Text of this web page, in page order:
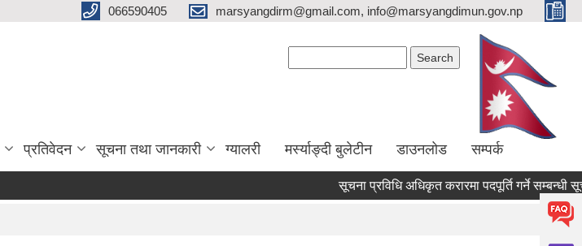
066590405 marsyangdirm@gmail.com, info@marsyangdimun.gov.np
प्रतिवेदन सूचना तथा जानकारी ग्यालरी मर्स्याङ्दी बुलेटीन डाउनलोड सम्पर्क
सूचना प्रविधि अधिकृत करारमा पदपूर्ति गर्ने सम्बन्धी सूचना